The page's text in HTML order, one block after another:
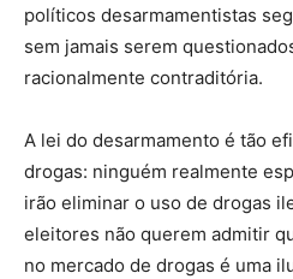
políticos desarmamentistas
sem jamais serem
racionalmente contraditória.
A lei do desarmamento é tão
drogas: ninguém realmente
irão eliminar o uso de drogas
eleitores não querem admitir
no mercado de drogas é uma